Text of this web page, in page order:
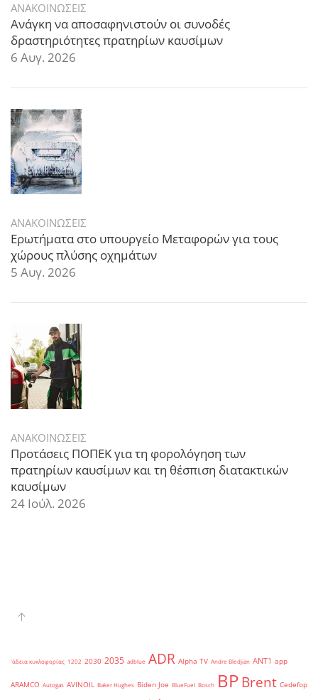
ΑΝΑΚΟΙΝΩΣΕΙΣ
Ανάγκη να αποσαφηνιστούν οι συνοδές
δραστηριότητες πρατηρίων καυσίμων
6 Αυγ. 2026
ΑΝΑΚΟΙΝΩΣΕΙΣ
Ερωτήματα στο υπουργείο Μεταφορών για τους
χώρους πλύσης οχημάτων
5 Αυγ. 2026
ΑΝΑΚΟΙΝΩΣΕΙΣ
Προτάσεις ΠΟΠΕΚ για τη φορολόγηση των
πρατηρίων καυσίμων και τη θέσπιση διατακτικών
καυσίμων
24 Ιούλ. 2026
'άδεια κυκλοφορίας 1202 2030 2035 adblue ADR Alpha TV Andre Bledjian ANT1 app
ARAMCO Autogas AVINOIL Baker Hughes Biden Joe BlueFuel Bosch BPBrent Cedefop